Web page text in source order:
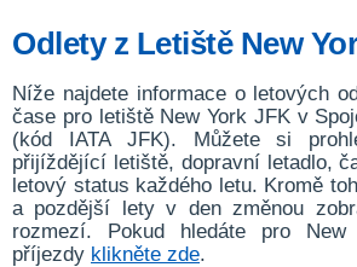
Odlety z Letiště New
Níže najdete informace o letových
čase pro letiště New York JFK v
(kód IATA JFK). Můžete si
přijíždějící letiště, dopravní letadlo,
letový status každého letu. Kromě
a pozdější lety v den změnou
rozmezí. Pokud hledáte pro
příjezdy klikněte zde.